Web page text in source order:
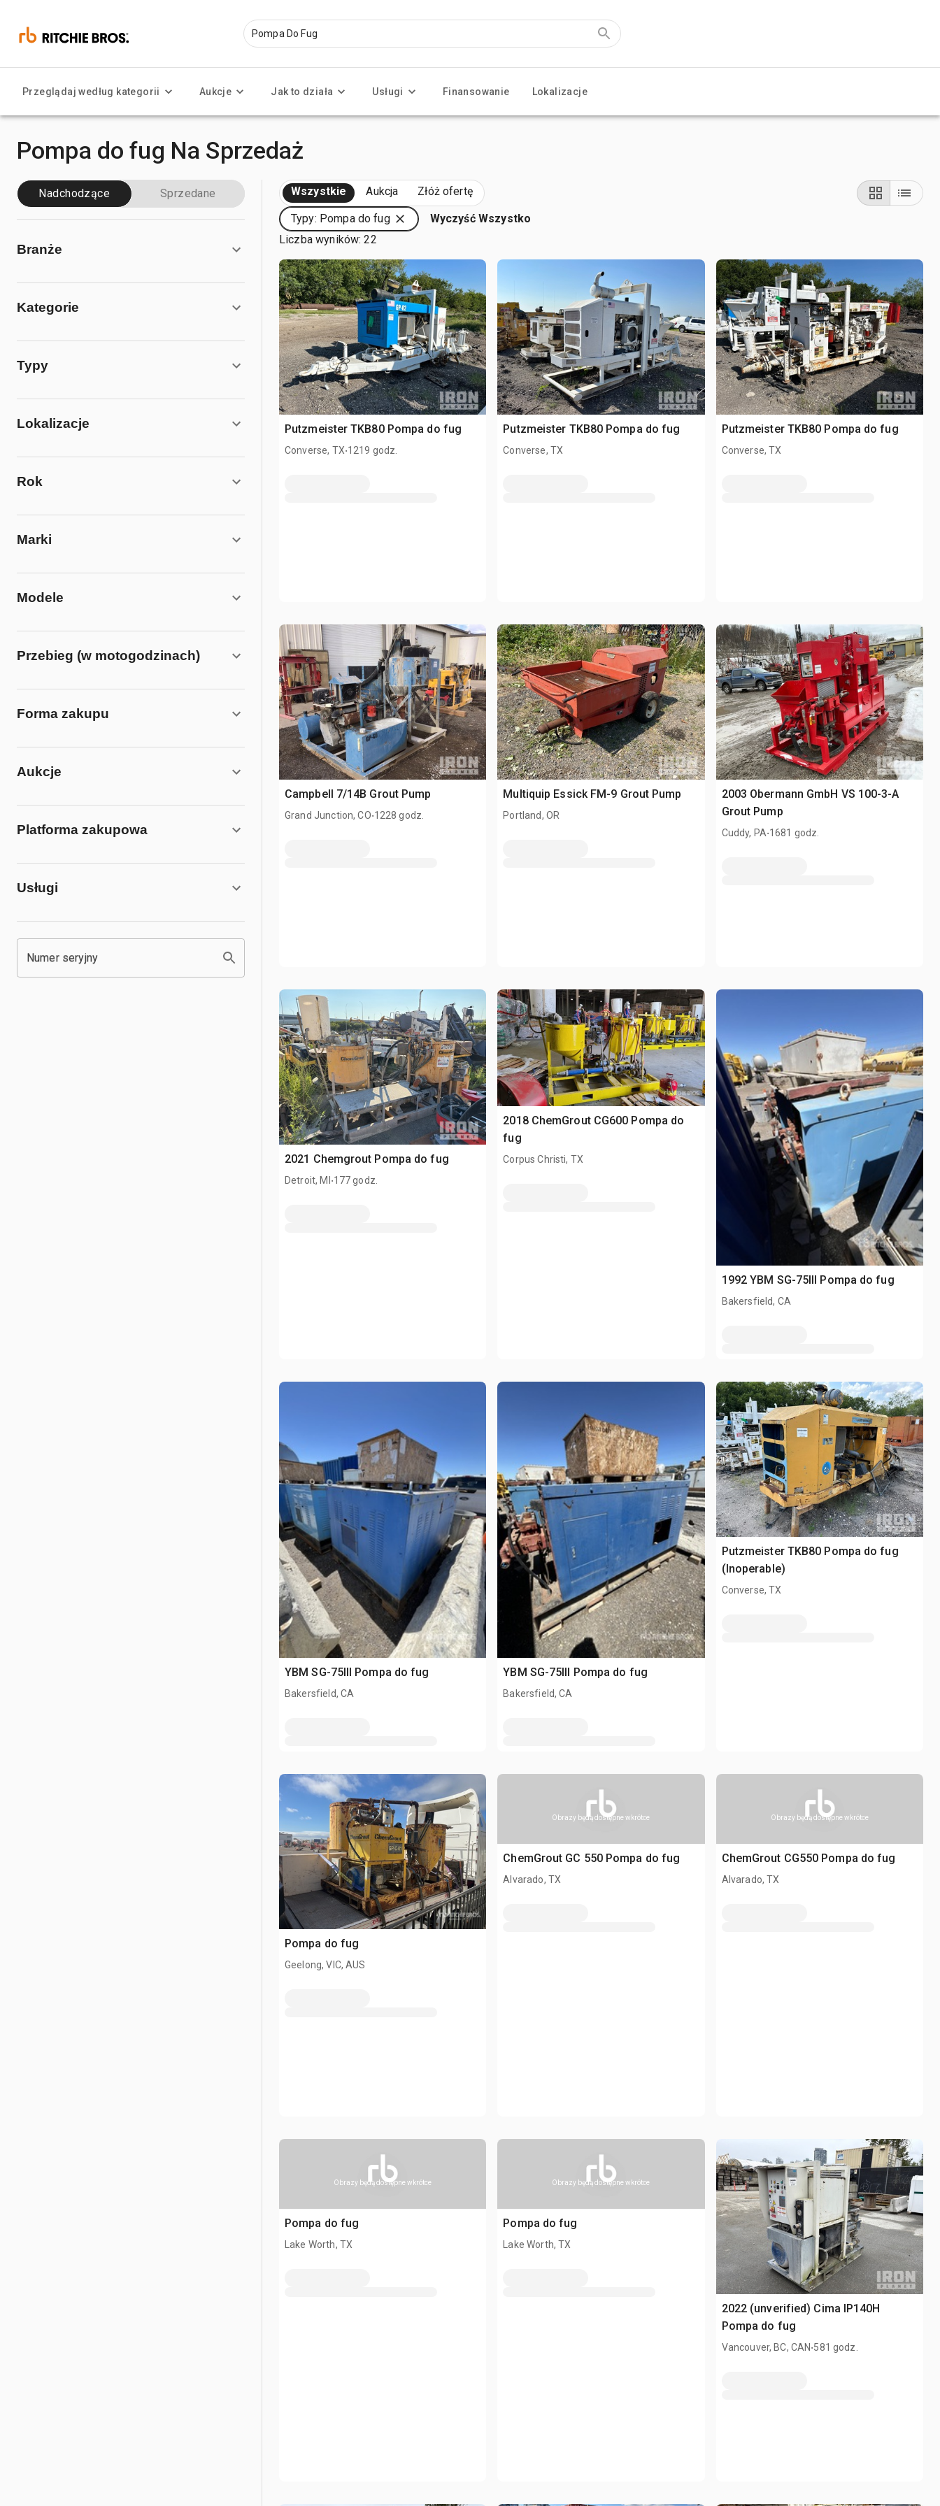
Przeglądaj według kategorii Aukcje Jak to działa Usługi Finansowanie Lokalizacje
Pompa do fug Na Sprzedaż
Nadchodzące Sprzedane
Branże
Kategorie
Typy
Lokalizacje
Rok
Marki
Modele
Przebieg (w motogodzinach)
Forma zakupu
Aukcje
Platforma zakupowa
Usługi
Numer seryjny
Wszystkie Aukcja Złóż ofertę
Typy: Pompa do fug
Wyczyść Wszystko
Liczba wyników: 22
Putzmeister TKB80 Pompa do fug
Converse, TX.1219 godz.
Putzmeister TKB80 Pompa do fug
Converse, TX
Putzmeister TKB80 Pompa do fug
Converse, TX
Campbell 7/14B Grout Pump
Grand Junction, CO.1228 godz.
Multiquip Essick FM-9 Grout Pump
Portland, OR
2003 Obermann GmbH VS 100-3-A
Grout Pump
Cuddy, PA.1681 godz.
2021 Chemgrout Pompa do fug
Detroit, MI .177 godz.
2018 ChemGrout CG600 Pompa do
fug
Corpus Christi, TX
1992 YBM SG-75III Pompa do fug
Bakersfield, CA
YBM SG-75III Pompa do fug
Bakersfield, CA
YBM SG-75III Pompa do fug
Bakersfield, CA
Putzmeister TKB80 Pompa do fug
(Inoperable)
Converse, TX
Pompa do fug
Geelong, VIC, AUS
Obrazy będą dostępne wkrótce
ChemGrout GC 550 Pompa do fug
Alvarado, TX
Obrazy będą dostępne wkrótce
ChemGrout CG550 Pompa do fug
Alvarado, TX
Obrazy będą dostępne wkrótce
Pompa do fug
Lake Worth, TX
Obrazy będą dostępne wkrótce
Pompa do fug
Lake Worth, TX
2022 (unverified) Cima IP140H
Pompa do fug
Vancouver, BC, CAN.581 godz.